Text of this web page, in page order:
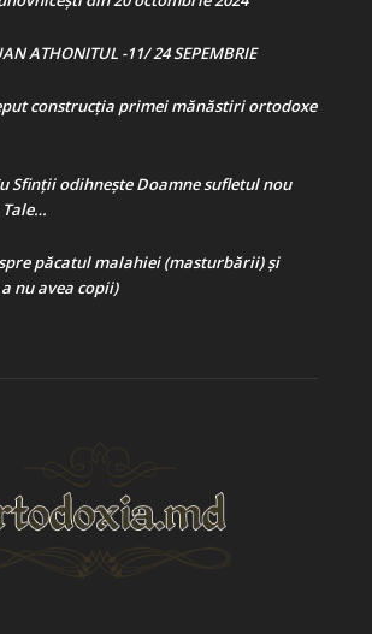
ATHONITUL -11/ 24 SEPEMBRIE
construcţia primei mănăstiri ortodoxe
Sfinții odihnește Doamne sufletul nou
păcatul malahiei (masturbării) şi
nu avea copii)